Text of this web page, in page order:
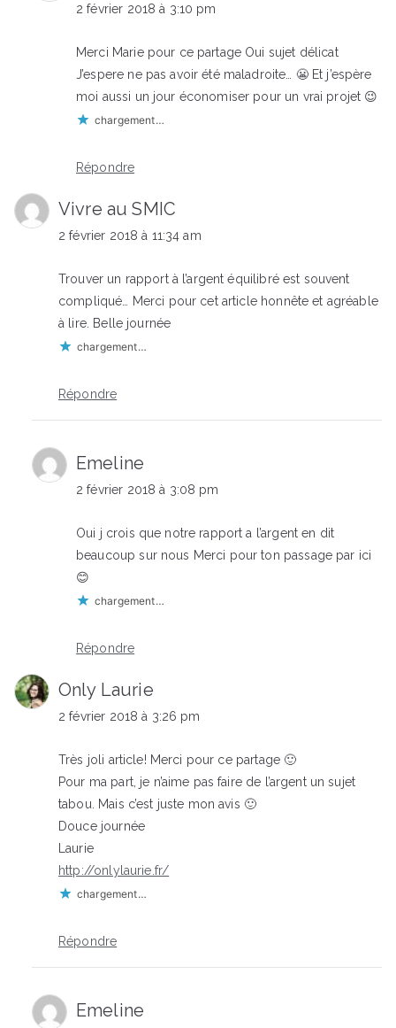
2 février 2018 à 3:10 pm
Merci Marie pour ce partage Oui sujet délicat
J’espere ne pas avoir été maladroite… 😬 Et j’espère
moi aussi un jour économiser pour un vrai projet 😉
chargement…
Répondre
Vivre au SMIC
2 février 2018 à 11:34 am
Trouver un rapport à l’argent équilibré est souvent
compliqué… Merci pour cet article honnête et agréable
à lire. Belle journée
chargement…
Répondre
Emeline
2 février 2018 à 3:08 pm
Oui j crois que notre rapport a l’argent en dit
beaucoup sur nous Merci pour ton passage par ici
😊
chargement…
Répondre
Only Laurie
2 février 2018 à 3:26 pm
Très joli article! Merci pour ce partage 🙂
Pour ma part, je n’aime pas faire de l’argent un sujet
tabou. Mais c’est juste mon avis 🙂
Douce journée
Laurie
http://onlylaurie.fr/
chargement…
Répondre
Emeline